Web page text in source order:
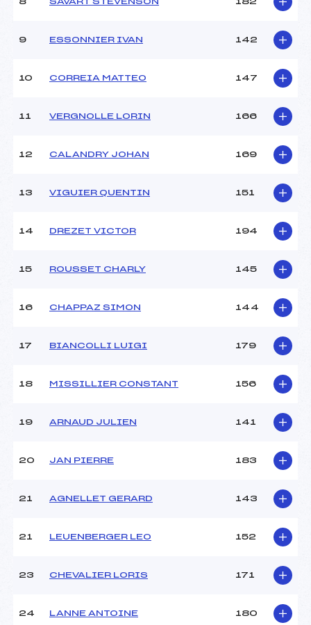
8 SAVART STEVENSON 182
9 ESSONNIER IVAN 142
10 CORREIA MATTEO 147
11 VERGNOLLE LORIN 166
12 CALANDRY JOHAN 169
13 VIGUIER QUENTIN 151
14 DREZET VICTOR 194
15 ROUSSET CHARLY 145
16 CHAPPAZ SIMON 144
17 BIANCOLLI LUIGI 179
18 MISSILLIER CONSTANT 156
19 ARNAUD JULIEN 141
20 JAN PIERRE 183
21 AGNELLET GERARD 143
21 LEUENBERGER LEO 152
23 CHEVALIER LORIS 171
24 LANNE ANTOINE 180